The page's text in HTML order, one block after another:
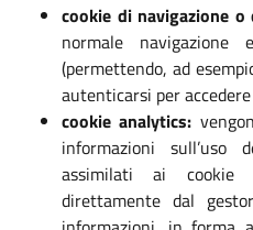
cookie di navigazione o
normale
(permettendo, ad
autenticarsi per
cookie analytics:
informazioni
assimilati ai cookie
direttamente dal